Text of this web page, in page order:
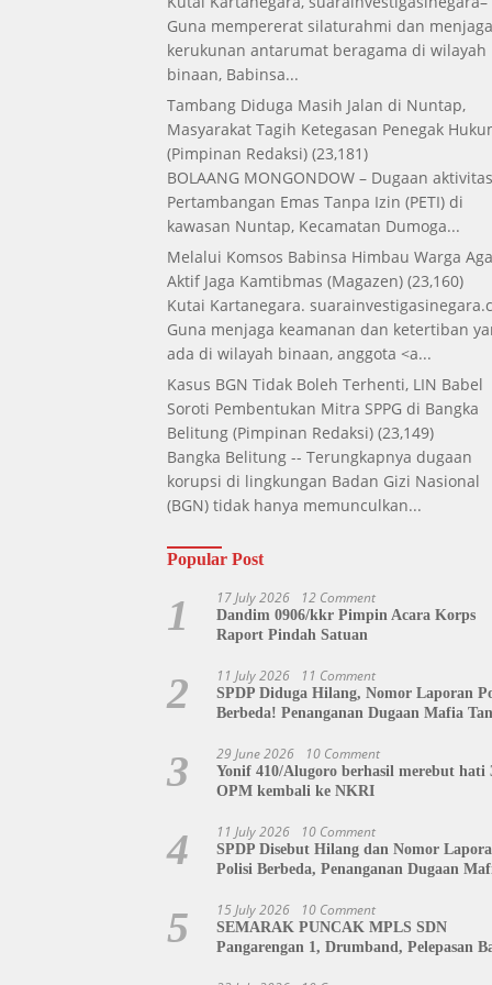
Guna mempererat silaturahmi dan menjaga
kerukunan antarumat beragama di wilayah
binaan, Babinsa...
Tambang Diduga Masih Jalan di Nuntap,
Masyarakat Tagih Ketegasan Penegak
(Pimpinan Redaksi) (23,181)
BOLAANG MONGONDOW – Dugaan aktivitas
Pertambangan Emas Tanpa Izin (PETI) di
kawasan Nuntap, Kecamatan Dumoga...
Melalui Komsos Babinsa Himbau Warga
Aktif Jaga Kamtibmas (Magazen) (23,160)
Kutai Kartanegara.
Guna menjaga keamanan dan ketertiban
ada di wilayah binaan, anggota <a...
Kasus BGN Tidak Boleh Terhenti, LIN Babel
Soroti Pembentukan Mitra SPPG di Bangka
Belitung (Pimpinan Redaksi) (23,149)
Bangka Belitung -- Terungkapnya dugaan
korupsi di lingkungan Badan Gizi Nasional
(BGN) tidak hanya memunculkan...
Popular Post
1 17 July 2026 12 Comment
Dandim 0906/kkr Pimpin Acara Korps
Raport Pindah Satuan
2 11 July 2026 11 Comment
SPDP Diduga Hilang, Nomor Laporan
Berbeda! Penanganan Dugaan Mafia
Siap Kawal Hingga Tingkat Pusat
3 29 June 2026 10 Comment
Yonif 410/Alugoro berhasil merebut hati
OPM kembali ke NKRI
4 11 July 2026 10 Comment
SPDP Disebut Hilang dan Nomor
Polisi Berbeda, Penanganan Dugaan
5 15 July 2026 10 Comment
SEMARAK PUNCAK MPLS SDN
Pangarengan 1, Drumband, Pelepasan